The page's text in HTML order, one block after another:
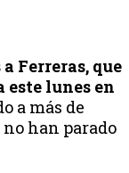
Ferreras, que
este lunes en
a más de
han parado